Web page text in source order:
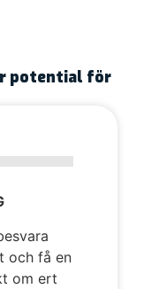
potential för
och få en
om ert